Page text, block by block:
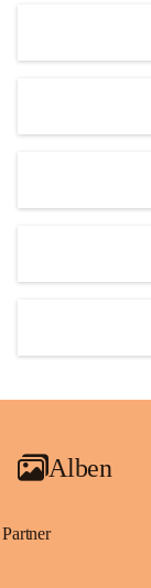
S
und den daraus
Maßnahmen
Rebe und der
Anhang
1 Seite•1,4 MB
VBl. EU
Alben
Partner